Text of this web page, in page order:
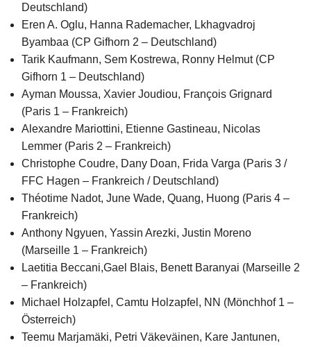
Deutschland)
Eren A. Oglu, Hanna Rademacher, Lkhagvadroj
Byambaa (CP Gifhorn 2 – Deutschland)
Tarik Kaufmann, Sem Kostrewa, Ronny Helmut (CP
Gifhorn 1 – Deutschland)
Ayman Moussa, Xavier Joudiou, François Grignard
(Paris 1 – Frankreich)
Alexandre Mariottini, Etienne Gastineau, Nicolas
Lemmer (Paris 2 – Frankreich)
Christophe Coudre, Dany Doan, Frida Varga (Paris 3 /
FFC Hagen – Frankreich / Deutschland)
Théotime Nadot, June Wade, Quang, Huong (Paris 4 –
Frankreich)
Anthony Ngyuen, Yassin Arezki, Justin Moreno
(Marseille 1 – Frankreich)
Laetitia Beccani,Gael Blais, Benett Baranyai (Marseille 2
– Frankreich)
Michael Holzapfel, Camtu Holzapfel, NN (Mönchhof 1 –
Österreich)
Teemu Marjamäki, Petri Väkeväinen, Kare Jantunen,